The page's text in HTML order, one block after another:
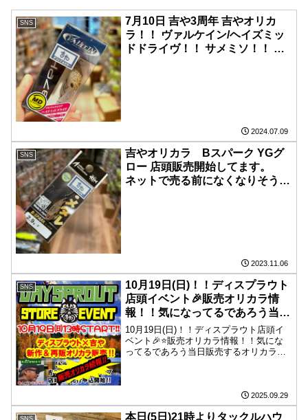
SNS
️7月10日️ ️吉や3周年️ 吉やオリカ
ラ！！ ️ヴァルケイン/ヘイズミッ
ドドライヴ！！ ️サメミソ！！ 夏
2024.07.09
SNS
吉やオリカラ Bスパーク YGグ
ロー 店頭販売開始してます。
ネットで売る前になくなりそうで
2023.11.06
SNS
10月19日(日)！！ディスプラウト
店頭イベント🎉販売オリカラ情
報！！気になってるであろう当日
販売するオリカラを少しだけご紹
介🤫
10月19日(日)！！ディスプラウト店頭イ
ベント🎉⭐️販売オリカラ情報！！気にな
ってるであろう当日販売するオリカラを
2025.09.29
本日(5日)21時よりタックルハウ